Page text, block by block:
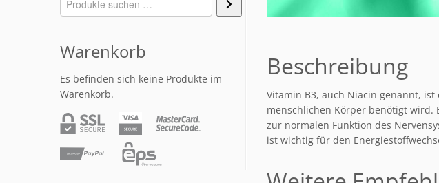
Warenkorb
Es befinden sich keine Produkte im
Warenkorb.
Beschreibung
Vitamin B3, auch Niacin genannt,
menschlichen Körper benötigt wird.
zur normalen Funktion des
ist wichtig für den